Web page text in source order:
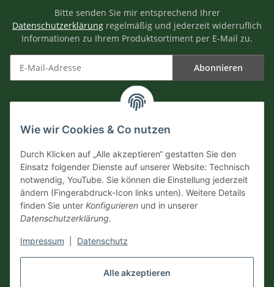
Alle akzeptieren
Wie wir Cookies & Co nutzen
Durch Klicken auf „Alle akzeptieren“ gestatten Sie den
Einsatz folgender Dienste auf unserer Website: Technisch
notwendig, YouTube. Sie können die Einstellung jederzeit
ändern (Fingerabdruck-Icon links unten). Weitere Details
finden Sie unter Konfigurieren und in unserer
Datenschutzerklärung.
Impressum Datenschutz
Bitte senden Sie mir entsprechend Ihrer
Datenschutzerklärung regelmäßig und jederzeit widerruflich
Informationen zu Ihrem Produktsortiment per E-Mail zu.
Abonnieren
Zahlungsarten